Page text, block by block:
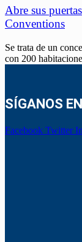
Abre sus
Conventions
Se trata de un
con 200
SÍGANOS
Facebook Twitter